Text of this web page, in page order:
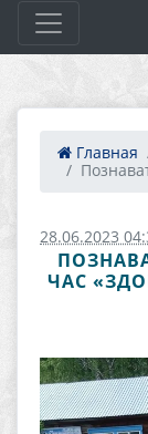
Главная
28.06.2023
ЧАС